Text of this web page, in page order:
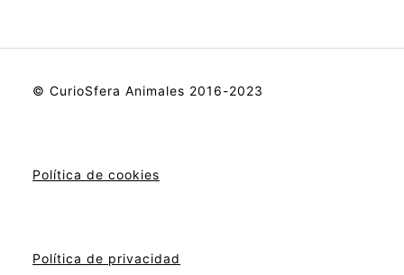
© CurioSfera Animales 2016-2023
Política de cookies
Política de privacidad